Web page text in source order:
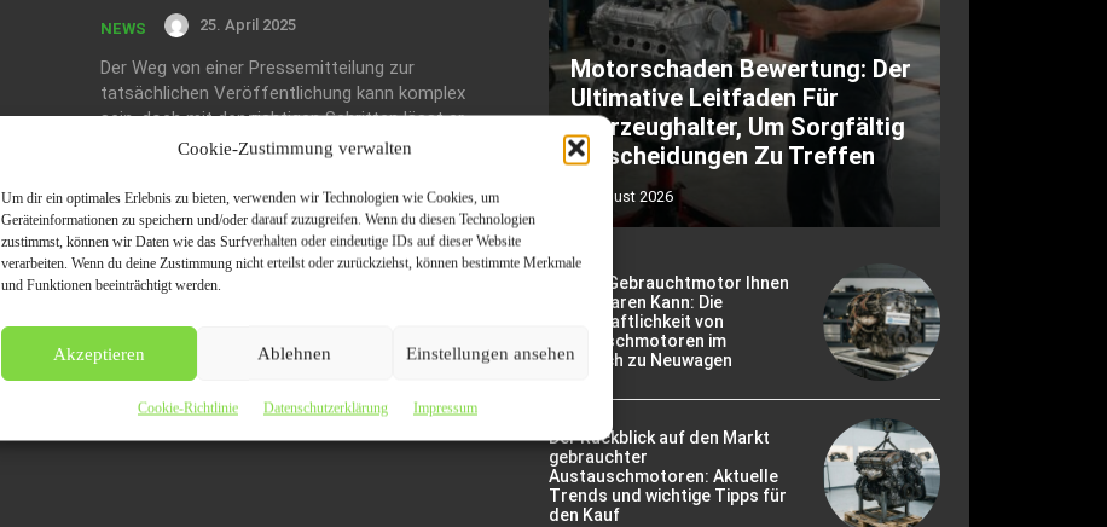
Cookie-Zustimmung verwalten
Um dir ein optimales Erlebnis zu bieten, verwenden wir Technologien wie Cookies, um
Geräteinformationen zu speichern und/oder darauf zuzugreifen. Wenn du diesen Technologien
zustimmst, können wir Daten wie das Surfverhalten oder eindeutige IDs auf dieser Website
verarbeiten. Wenn du deine Zustimmung nicht erteilst oder zurückziehst, können bestimmte Merkmale
und Funktionen beeinträchtigt werden.
Akzeptieren Ablehnen Einstellungen ansehen
Cookie-Richtlinie Datenschutzerklärung Impressum
NEWS 25. April 2025
Der Weg von einer Pressemitteilung zur
tatsächlichen Veröffentlichung kann komplex
sein, doch mit den richtigen Schritten lässt er
sich effektiv meistern. Eine zielgerichtete
spezialisierter Plattformen sind entscheidend
für den Erfolg. Entdecken Sie, wie Sie den
Prozess optimieren und die Sichtbarkeit Ihrer
Nachrichten steigern können.
Motorschaden Bewertung: Der
Ultimative Leitfaden Für
Fahrzeughalter, Um Sorgfältig
Entscheidungen Zu Treffen
6. August 2026
Wie Ein Gebrauchtmotor Ihnen
Geld Sparen Kann: Die
Wirtschaftlichkeit von
Austauschmotoren im
Vergleich zu Neuwagen
Der Rückblick auf den Markt
gebrauchter
Austauschmotoren: Aktuelle
Trends und wichtige Tipps für
den Kauf